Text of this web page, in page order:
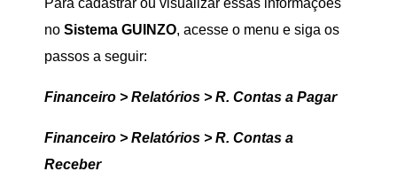
Para cadastrar ou visualizar essas informações
no Sistema GUINZO, acesse o menu e siga os
passos a seguir:
Financeiro > Relatórios > R. Contas a Pagar
Financeiro > Relatórios > R. Contas a
Receber